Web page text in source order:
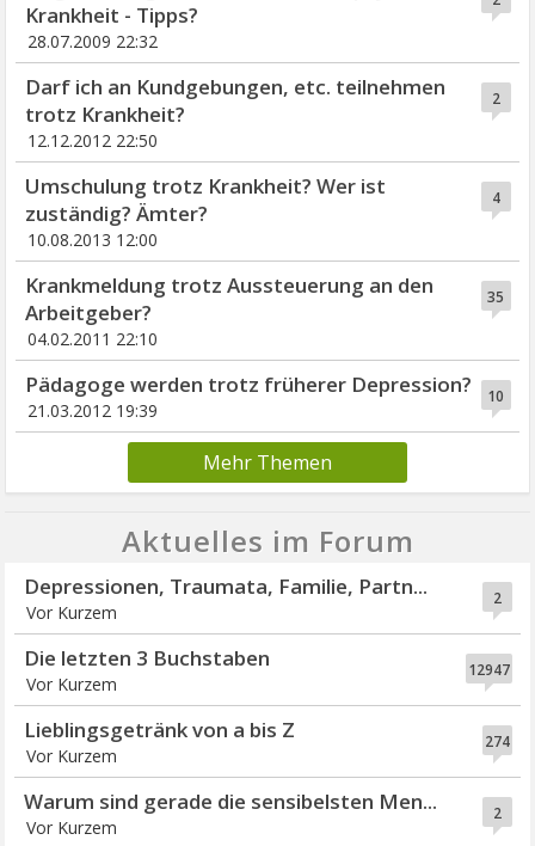
Krankheit - Tipps?
28.07.2009 22:32
2
Darf ich an Kundgebungen, etc. teilnehmen
trotz Krankheit?
12.12.2012 22:50
4
Umschulung trotz Krankheit? Wer ist
zuständig? Ämter?
10.08.2013 12:00
35
Krankmeldung trotz Aussteuerung an den
Arbeitgeber?
04.02.2011 22:10
10
Pädagoge werden trotz früherer Depression?
21.03.2012 19:39
Mehr Themen
Aktuelles im Forum
2
Depressionen, Traumata, Familie, Partn...
Vor Kurzem
12947
Die letzten 3 Buchstaben
Vor Kurzem
274
Lieblingsgetränk von a bis Z
Vor Kurzem
2
Warum sind gerade die sensibelsten Men...
Vor Kurzem